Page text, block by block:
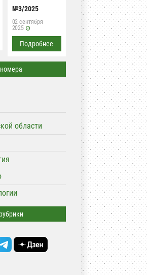
№3/2025
02 сентября
2025
Подробнее
области